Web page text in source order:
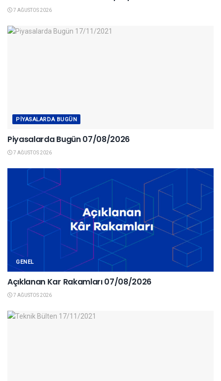
7 AĞUSTOS 2026
PIYASALARDA BUGÜN
Piyasalarda Bugün 07/08/2026
7 AĞUSTOS 2026
GENEL
Açıklanan Kar Rakamları 07/08/2026
7 AĞUSTOS 2026